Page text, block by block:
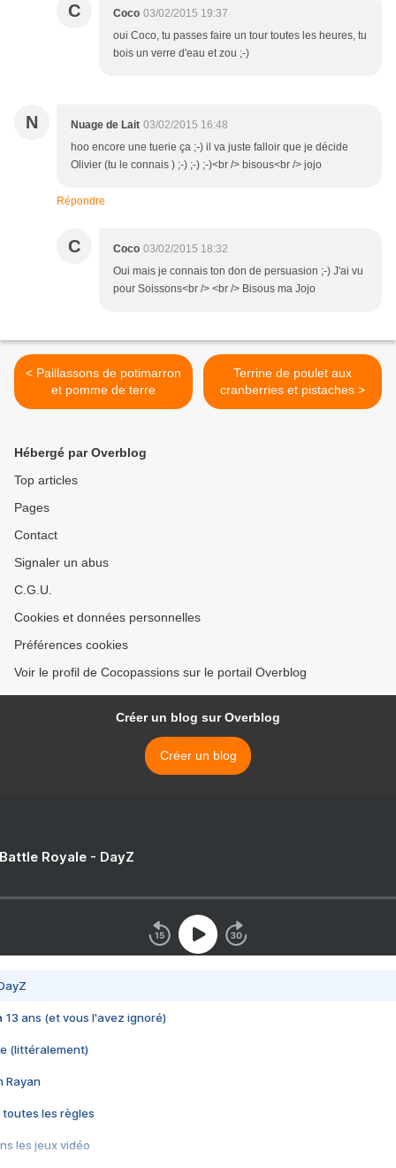
C Coco 03/02/2015 19:37
oui Coco, tu passes faire un tour toutes les heures, tu
bois un verre d'eau et zou ;-)
N Nuage de Lait 03/02/2015 16:48
hoo encore une tuerie ça ;-) il va juste falloir que je décide
Olivier (tu le connais ) ;-) ;-) ;-)<br /> bisous<br /> jojo
Répondre
C Coco 03/02/2015 18:32
Oui mais je connais ton don de persuasion ;-) J'ai vu
pour Soissons<br /> <br /> Bisous ma Jojo
< Paillassons de potimarron
et pomme de terre
Terrine de poulet aux
cranberries et pistaches >
Hébergé par Overblog
Top articles
Pages
Contact
Signaler un abus
C.G.U.
Cookies et données personnelles
Préférences cookies
Voir le profil de Cocopassions sur le portail Overblog
Créer un blog sur Overblog
Créer un blog
Royale - DayZ
13 ans (et vous l'avez ignoré)
(littéralement)
Rayan
toutes les règles
les jeux vidéo